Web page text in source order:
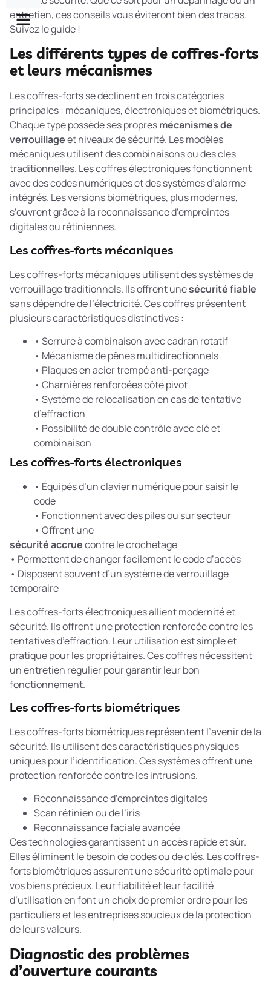
entretien, ces conseils vous éviteront bien des tracas.
Suivez le guide !
Les différents types de coffres-forts
et leurs mécanismes
Les coffres-forts se déclinent en trois catégories
principales : mécaniques, électroniques et biométriques.
Chaque type possède ses propresmécanismes de
verrouillageet niveaux de sécurité. Les modèles
mécaniques utilisent des combinaisons ou des clés
traditionnelles. Les coffres électroniques fonctionnent
avec des codes numériques et des systèmes d’alarme
intégrés. Les versions biométriques, plus modernes,
s’ouvrent grâce à la reconnaissance d’empreintes
digitales ou rétiniennes.
Les coffres-forts mécaniques
Les coffres-forts mécaniques utilisent des systèmes de
verrouillage traditionnels. Ils offrent unesécurité fiable
sans dépendre de l’électricité. Ces coffres présentent
plusieurs caractéristiques distinctives :
• Serrure à combinaison avec cadran rotatif
• Mécanisme de pênes multidirectionnels
• Plaques en acier trempé anti-perçage
• Charnières renforcées côté pivot
• Système de relocalisation en cas de tentative
d’effraction
• Possibilité de double contrôle avec clé et
combinaison
Les coffres-forts électroniques
• Équipés d’un clavier numérique pour saisir le
code
• Fonctionnent avec des piles ou sur secteur
• Offrent une
sécurité accruecontre le crochetage
• Permettent de changer facilement le code d’accès
• Disposent souvent d’un système de verrouillage
temporaire
Les coffres-forts électroniques allient modernité et
sécurité. Ils offrent une protection renforcée contre les
tentatives d’effraction. Leur utilisation est simple et
pratique pour les propriétaires. Ces coffres nécessitent
un entretien régulier pour garantir leur bon
fonctionnement.
Les coffres-forts biométriques
Les coffres-forts biométriques représentent l’avenir de la
sécurité. Ils utilisent des caractéristiques physiques
uniques pour l’identification. Ces systèmes offrent une
protection renforcée contre les intrusions.
Reconnaissance d’empreintes digitales
Scan rétinien ou de l’iris
Reconnaissance faciale avancée
Ces technologies garantissent un accès rapide et sûr.
Elles éliminent le besoin de codes ou de clés. Les coffres-
forts biométriques assurent une sécurité optimale pour
vos biens précieux. Leur fiabilité et leur facilité
d’utilisation en font un choix de premier ordre pour les
particuliers et les entreprises soucieux de la protection
de leurs valeurs.
Diagnostic des problèmes
d’ouverture courants